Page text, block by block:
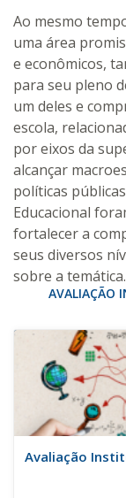
Ao mesmo
uma área
e econômicos,
para seu pleno
um deles e
escola,
por eixos da
alcançar
políticas
Educacional
fortalecer a
seus diversos
sobre a temática.
AVALIAÇÃO
Avaliação